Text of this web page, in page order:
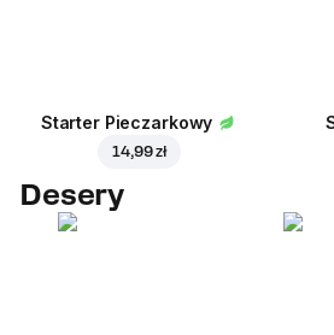
Starter Pieczarkowy
14,99 zł
Desery